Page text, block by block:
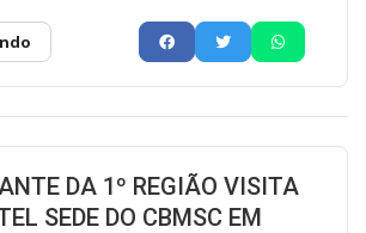
DA 1º REGIÃO VISITA
SEDE DO CBMSC EM